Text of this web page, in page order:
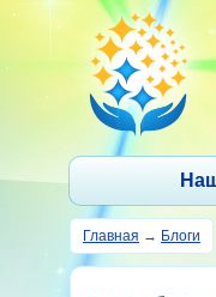
Главная → Блоги